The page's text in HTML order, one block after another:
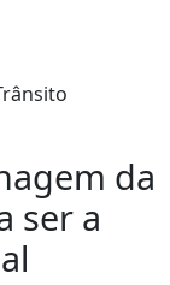
da
ser a